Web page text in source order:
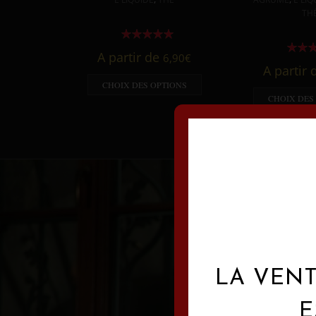
A partir de 6,90€
CHOIX DES OPTIONS
A partir
CHOIX DES
LA